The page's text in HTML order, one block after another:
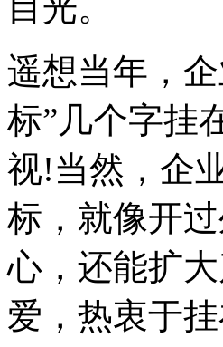
遥想当年，
标”几个字挂
视!当然，企
标，就像开
心，还能扩
爱，热衷于挂